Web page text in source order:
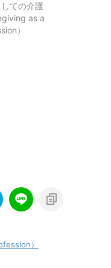
ての介護
as a
）
）